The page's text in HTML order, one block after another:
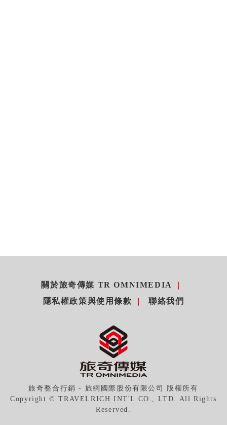
關於旅奇傳媒 TR OMNIMEDIA
隱私權政策與使用條款
聯絡我們
旅奇整合行銷 - 旅網國際股份有限公司 版權所有
Copyright © TRAVELRICH INT'L CO., LTD. All Rights
Reserved.